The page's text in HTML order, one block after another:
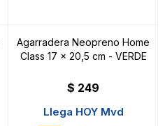
Agarradera Neopreno Home
Class 17 x 20,5 cm - VERDE
$ 249
Llega HOY Mvd